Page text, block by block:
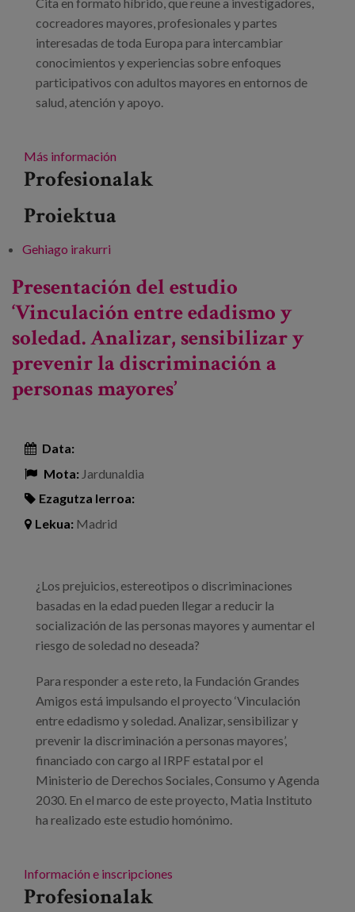
cocreadores mayores, profesionales y partes
interesadas de toda Europa para intercambiar
conocimientos y experiencias sobre enfoques
participativos con adultos mayores en entornos de
salud, atención y apoyo.
Más información
Profesionalak
Proiektua
Gehiago irakurri
Presentación del estudio
‘Vinculación entre edadismo y
soledad. Analizar, sensibilizar y
prevenir la discriminación a
personas mayores’
Data:
Mota: Jardunaldia
Ezagutza lerroa:
Lekua: Madrid
¿Los prejuicios, estereotipos o discriminaciones
basadas en la edad pueden llegar a reducir la
socialización de las personas mayores y aumentar el
riesgo de soledad no deseada?
Para responder a este reto, la Fundación Grandes
Amigos está impulsando el proyecto ‘Vinculación
entre edadismo y soledad. Analizar, sensibilizar y
prevenir la discriminación a personas mayores’,
financiado con cargo al IRPF estatal por el
Ministerio de Derechos Sociales, Consumo y Agenda
2030. En el marco de este proyecto, Matia Instituto
ha realizado este estudio homónimo.
Información e inscripciones
Profesionalak